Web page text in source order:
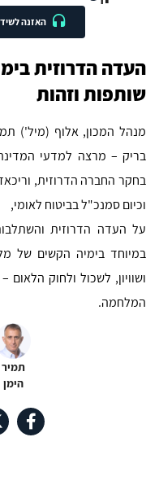
האזנה
העדה הדרוזית
שותפות וזהות
מנהל המכון, אלוף (מיל')
בריק – מרצה למדעי
בחקר החברה הדרוזית,
וכיום סמנכ"ל בביטוח לאומי,
על העדה הדרוזית
במיוחד בימיה הקשים של
ושוויון, לשכול ולחוק הלאום
המלחמה.
תמיר
הימן